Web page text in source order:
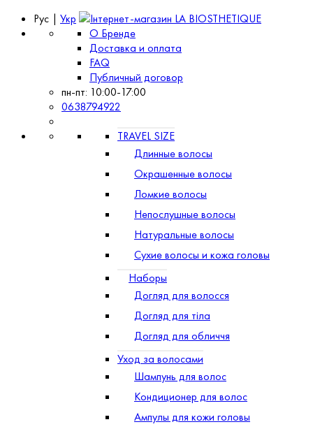
Рус | Укр
О Бренде
Доставка и оплата
FAQ
Публичный договор
пн-пт: 10:00-17:00
0638794922
TRAVEL SIZE
Длинные волосы
Окрашенные волосы
Ломкие волосы
Непослушные волосы
Натуральные волосы
Сухие волосы и кожа головы
Наборы
Догляд для волосся
Догляд для тіла
Догляд для обличчя
Уход за волосами
Шампунь для волос
Кондиционер для волос
Ампулы для кожи головы